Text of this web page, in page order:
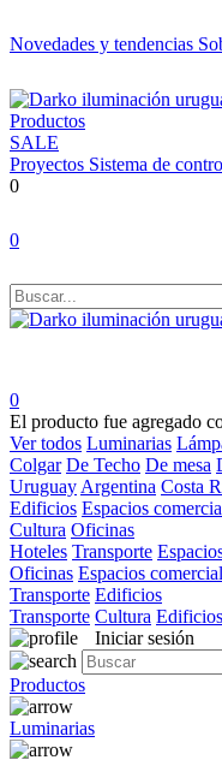
Novedades y tendencias
Productos
SALE
Proyectos Sistema de
0
0
0
El producto fue agregado
Ver todos Luminarias
Colgar De Techo De mesa
Uruguay Argentina Costa
Edificios Espacios
Cultura Oficinas
Hoteles Transporte
Oficinas Espacios
Transporte Edificios
Transporte Cultura Edificios
Iniciar sesión
Productos
Luminarias